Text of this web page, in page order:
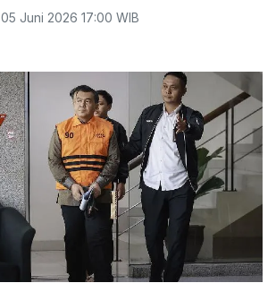
05 Juni 2026 17:00 WIB